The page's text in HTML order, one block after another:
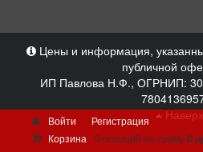
Цены и информация,
публичной
ИП Павлова Н.Ф., ОГРНИП:
Наверх
Войти
Регистрация
Корзина
0 позиций на сумму0